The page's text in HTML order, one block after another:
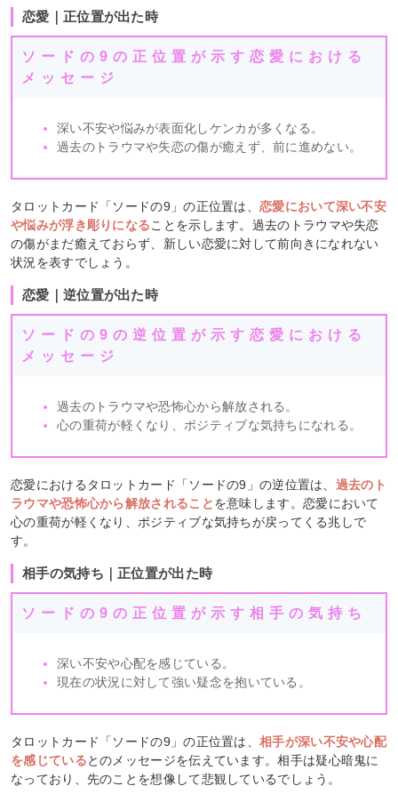
恋愛｜正位置が出た時
ソードの9の正位置が示す恋愛における
メッセージ
深い不安や悩みが表面化しケンカが多くなる。
過去のトラウマや失恋の傷が癒えず、前に進めない。
タロットカード「ソードの9」の正位置は、恋愛において深い不安
や悩みが浮き彫りになることを示します。過去のトラウマや失恋
の傷がまだ癒えておらず、新しい恋愛に対して前向きになれない
状況を表すでしょう。
恋愛｜逆位置が出た時
ソードの9の逆位置が示す恋愛における
メッセージ
過去のトラウマや恐怖心から解放される。
心の重荷が軽くなり、ポジティブな気持ちになれる。
恋愛におけるタロットカード「ソードの9」の逆位置は、 過去のト
ラウマや恐怖心から解放されることを意味します。恋愛において
心の重荷が軽くなり、ポジティブな気持ちが戻ってくる兆しで
す。
相手の気持ち｜正位置が出た時
ソードの9の正位置が示す相手の気持ち
深い不安や心配を感じている。
現在の状況に対して強い疑念を抱いている。
タロットカード「ソードの9」の正位置は、相手が深い不安や心配
を感じているとのメッセージを伝えています。相手は疑心暗鬼に
なっており、先のことを想像して悲観しているでしょう。